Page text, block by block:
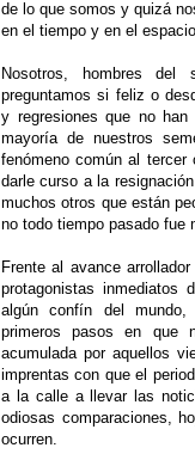
de lo que somos y quizá
en el tiempo y en el
Nosotros, hombres del
preguntamos si feliz o
y regresiones que no
mayoría de nuestros
fenómeno común al tercer
darle curso a la
muchos otros que están
no todo tiempo pasado fue
Frente al avance
protagonistas inmediatos
algún confín del
primeros pasos en que
acumulada por aquellos
imprentas con que el
a la calle a llevar las
odiosas comparaciones,
ocurren.